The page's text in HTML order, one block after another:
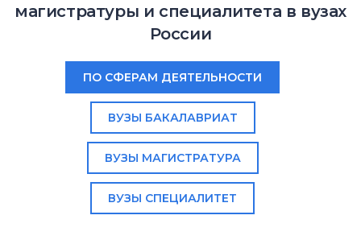
магистратуры и специалитета в вузах
России
ПО СФЕРАМ ДЕЯТЕЛЬНОСТИ
ВУЗЫ БАКАЛАВРИАТ
ВУЗЫ МАГИСТРАТУРА
ВУЗЫ СПЕЦИАЛИТЕТ